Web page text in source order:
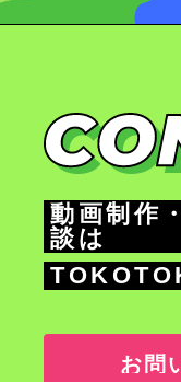
動画制作
談は
お問